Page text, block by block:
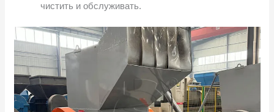
чистить и обслуживать.